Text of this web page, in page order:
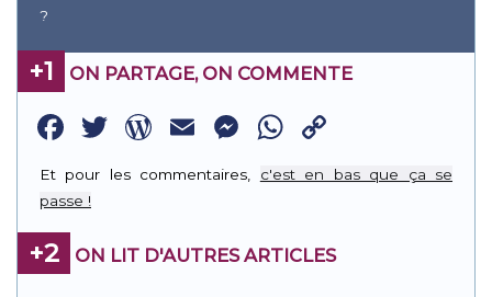
?
+1 ON PARTAGE, ON COMMENTE
Facebook
Twitter
WordPress
EmailMessenger
WhatsApp
Link
Et pour les commentaires, c'est en bas que ça se
passe !
+2 ON LIT D'AUTRES ARTICLES